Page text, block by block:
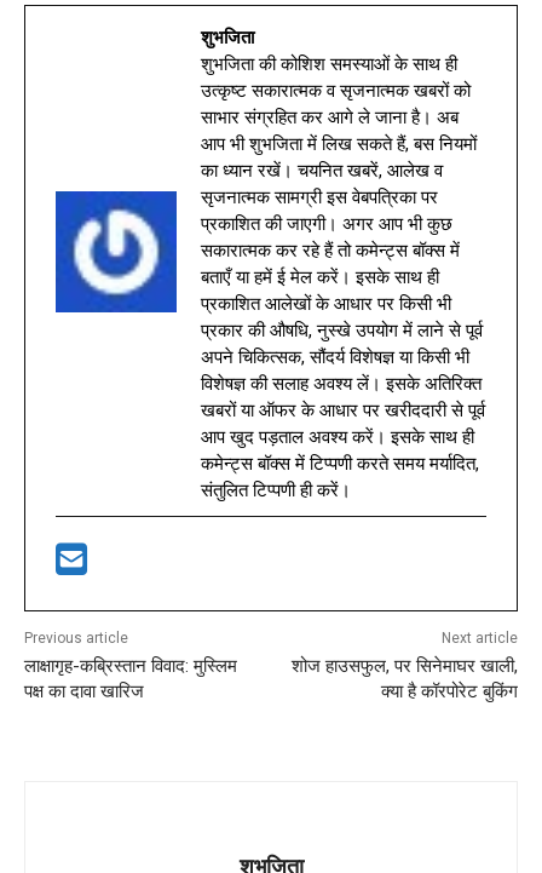
शुभजिता
शुभजिता की कोशिश समस्याओं के साथ ही
उत्कृष्ट सकारात्मक व सृजनात्मक खबरों को
साभार संग्रहित कर आगे ले जाना है। अब
आप भी शुभजिता में लिख सकते हैं, बस नियमों
का ध्यान रखें। चयनित खबरें, आलेख व
सृजनात्मक सामग्री इस वेबपत्रिका पर
प्रकाशित की जाएगी। अगर आप भी कुछ
सकारात्मक कर रहे हैं तो कमेन्ट्स बॉक्स में
बताएँ या हमें ई मेल करें। इसके साथ ही
प्रकाशित आलेखों के आधार पर किसी भी
प्रकार की औषधि, नुस्खे उपयोग में लाने से पूर्व
अपने चिकित्सक, सौंदर्य विशेषज्ञ या किसी भी
विशेषज्ञ की सलाह अवश्य लें। इसके अतिरिक्त
खबरों या ऑफर के आधार पर खरीददारी से पूर्व
आप खुद पड़ताल अवश्य करें। इसके साथ ही
कमेन्ट्स बॉक्स में टिप्पणी करते समय मर्यादित,
संतुलित टिप्पणी ही करें।
Previous article
लाक्षागृह-कब्रिस्तान विवाद: मुस्लिम
पक्ष का दावा खारिज
Next article
शोज हाउसफुल, पर सिनेमाघर खाली,
क्या है कॉरपोरेट बुकिंग
शुभजिता